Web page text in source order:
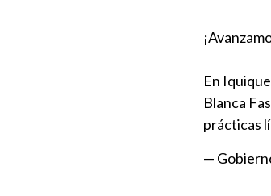
En
Blanca
prácticas
—